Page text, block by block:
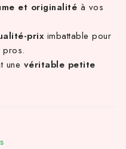
et originalité à vos
priximbattable pour
pros.
une véritable petite